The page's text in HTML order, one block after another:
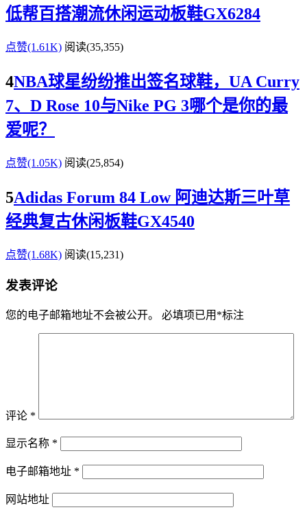
低帮百搭潮流休闲运动板鞋GX6284
点赞(1.61K) 阅读(35,355)
4NBA球星纷纷推出签名球鞋，UA Curry
7、D Rose 10与Nike PG 3哪个是你的最
爱呢？
点赞(1.05K) 阅读(25,854)
5Adidas Forum 84 Low 阿迪达斯三叶草
经典复古休闲板鞋GX4540
点赞(1.68K) 阅读(15,231)
发表评论
您的电子邮箱地址不会被公开。 必填项已用 *标注
评论 *
显示名称 *
电子邮箱地址 *
网站地址